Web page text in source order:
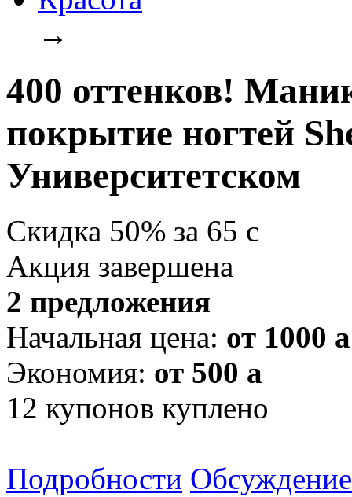
→
400 оттенков!
покрытие ногтей
Университетском
Скидка 50% за 65 c
Акция завершена
2 предложения
Начальная цена: от 1000 a
Экономия: от 500 a
12 купонов куплено
Подробности Обсуждение